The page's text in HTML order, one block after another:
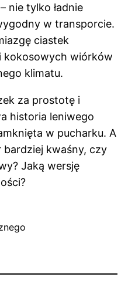
nie tylko ładnie
w transporcie.
ciastek
kokosowych wiórków
klimatu.
za prostotę i
historia leniwego
w pucharku. A
bardziej kwaśny, czy
Jaką wersję